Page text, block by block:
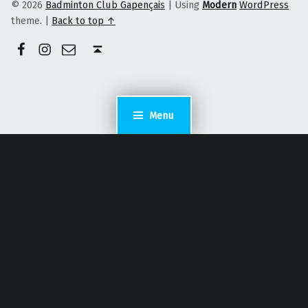
Menu
© 2026 Badminton Club Gapençais | Using Modern WordPress
theme. | Back to top ↑